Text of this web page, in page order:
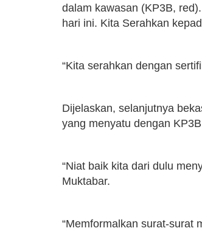
dalam kawasan (KP3B,
hari ini. Kita Serahkan
“Kita serahkan dengan
Dijelaskan, selanjutnya
yang menyatu dengan
“Niat baik kita dari dulu
Muktabar.
“Memformalkan surat-surat